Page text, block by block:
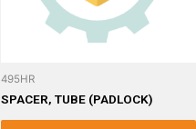
495HR
SPACER, TUBE (PADLOCK)